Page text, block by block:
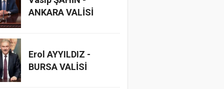
ANKARA VALİSİ
Erol AYYILDIZ -
BURSA VALİSİ